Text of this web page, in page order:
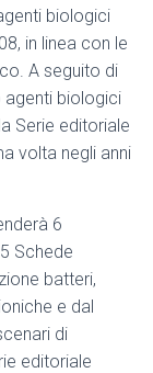
biologici
in linea con le
A seguito di
agenti biologici
Serie editoriale
volta negli anni
6
Schede
batteri,
e dal
di
editoriale